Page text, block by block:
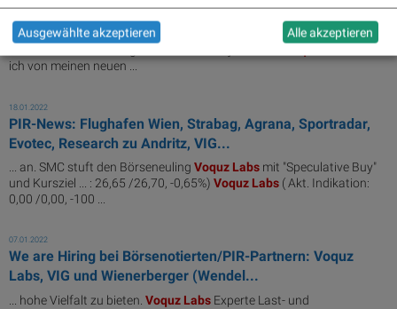
Voquz Labs eröffnet Niederlassung in Singapur
... habe, ist der Wechsel zuVoquz
eine aufregende Gelegenheit
ich von meinen neuen ...
18.01.2022
PIR-News: Flughafen Wien, Strabag, Agrana, Sportradar,
Evotec, Research zu Andritz, VIG...
... an. SMC stuft den Börseneuling Voquz Labs mit "Speculative Buy"
und Kursziel ... : 26,65 /26,70, -0,65%) Voquz Labs ( Akt. Indikation:
0,00 /0,00, -100 ...
07.01.2022
We are Hiring bei Börsenotierten/PIR-Partnern: Voquz
Labs, VIG und Wienerberger (Wendel...
... hohe Vielfalt zu bieten. Voquz Labs Experte Last- und
Ausgewählte akzeptieren Alle akzeptieren